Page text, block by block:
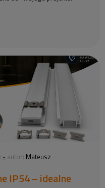
- autor: Mateusz
IP54 – idealne